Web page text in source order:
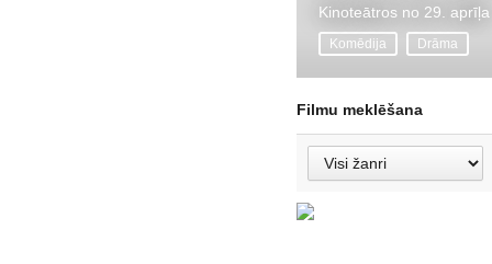
Kinoteātros no 29. aprīļa
Komēdija Drāma
Filmu meklēšana